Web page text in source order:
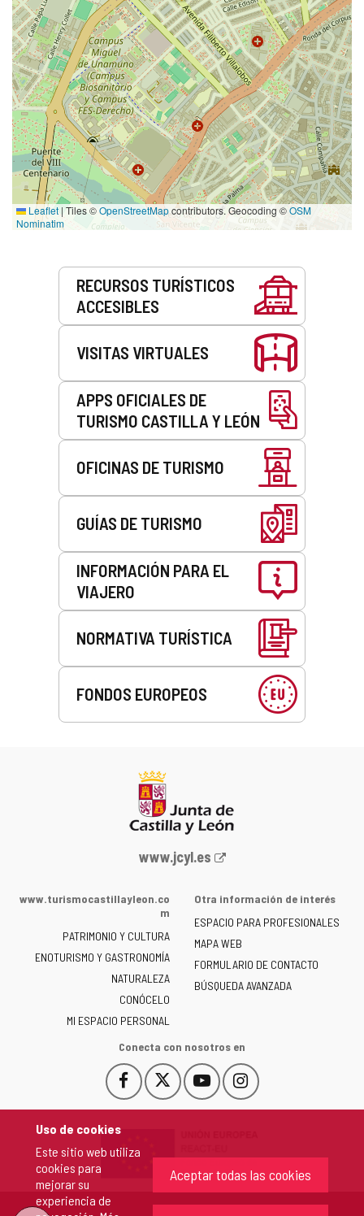
Uso de cookies
Este sitio web utiliza
cookies para
mejorar su
experiencia de
Aceptar todas las cookies
Leaflet | Tiles ©OpenStreetMapcontributors. Geocoding ©OSM
Nominatim
RECURSOS TURÍSTICOS
ACCESIBLES
VISITAS VIRTUALES
APPS OFICIALES DE
TURISMO CASTILLA Y LEÓN
OFICINAS DE TURISMO
GUÍAS DE TURISMO
INFORMACIÓN PARA EL
VIAJERO
NORMATIVA TURÍSTICA
FONDOS EUROPEOS
Portal
la
de
Castilla
y
León
-
www.jcyl.es
www.turismocastillayleon.co
m
PATRIMONIO Y CULTURA
ENOTURISMO Y GASTRONOMÍA
NATURALEZA
CONÓCELO
MI ESPACIO PERSONAL
Otra información de interés
ESPACIO PARA PROFESIONALES
MAPA WEB
FORMULARIO DE CONTACTO
BÚSQUEDA AVANZADA
Conecta con nosotros en
Facebook
Este
enlace
en
nueva.
Este
enlace
una
ventana
nueva.
YouTube
Este
enlace
una
ventana
nueva.
Instagram
Este
enlace
una
ventana
nueva.